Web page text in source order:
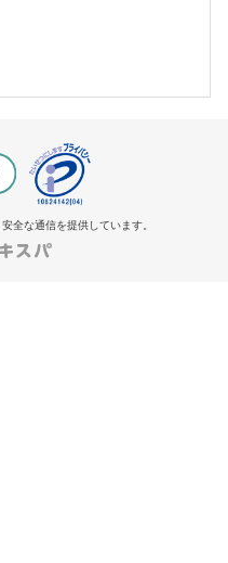
全な通信を提供しています。